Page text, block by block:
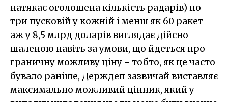
натякає оголошена кількість радарів) по
три пусковій у кожній і менш як 60 ракет
аж у 8,5 млрд доларів виглядає дійсно
шаленою навіть за умови, що йдеться про
граничну можливу ціну - тобто, як це часто
бувало раніше, Держдеп зазвичай виставляє
максимально можливий цінник, який у